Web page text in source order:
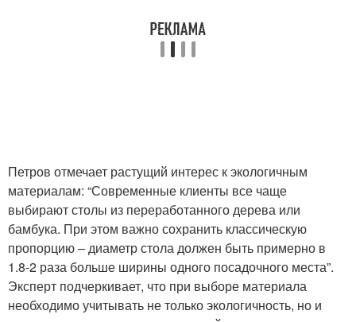
Петров отмечает растущий интерес к экологичным
материалам: “Современные клиенты все чаще
выбирают столы из переработанного дерева или
бамбука. При этом важно сохранить классическую
пропорцию – диаметр стола должен быть примерно в
1.8-2 раза больше ширины одного посадочного места”.
Эксперт подчеркивает, что при выборе материала
необходимо учитывать не только экологичность, но и